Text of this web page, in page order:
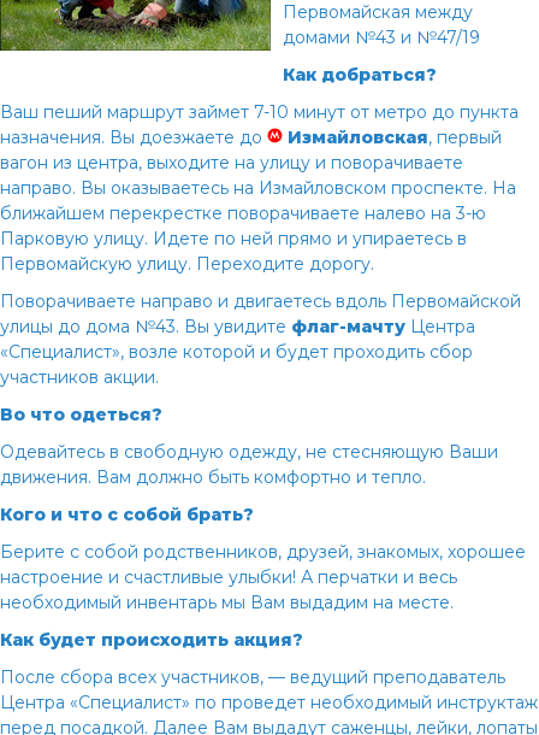
Первомайская между
домами №43 и №47/19
Как добраться?
Ваш пеший маршрут займет 7-10 минут от метро до пункта
назначения. Вы доезжаете до
Измайловская, первый
вагон из центра, выходите на улицу и поворачиваете
направо. Вы оказываетесь на Измайловском проспекте. На
ближайшем перекрестке поворачиваете налево на 3-ю
Парковую улицу. Идете по ней прямо и упираетесь в
Первомайскую улицу. Переходите дорогу.
Поворачиваете направо и двигаетесь вдоль Первомайской
улицы до дома №43. Вы увидите флаг-мачту Центра
«Специалист», возле которой и будет проходить сбор
участников акции.
Во что одеться?
Одевайтесь в свободную одежду, не стесняющую Ваши
движения. Вам должно быть комфортно и тепло.
Кого и что с собой брать?
Берите с собой родственников, друзей, знакомых, хорошее
настроение и счастливые улыбки! А перчатки и весь
необходимый инвентарь мы Вам выдадим на месте.
Как будет происходить акция?
После сбора всех участников, — ведущий преподаватель
Центра «Специалист» по проведет необходимый инструктаж
перед посадкой. Далее Вам выдадут саженцы, лейки, лопаты